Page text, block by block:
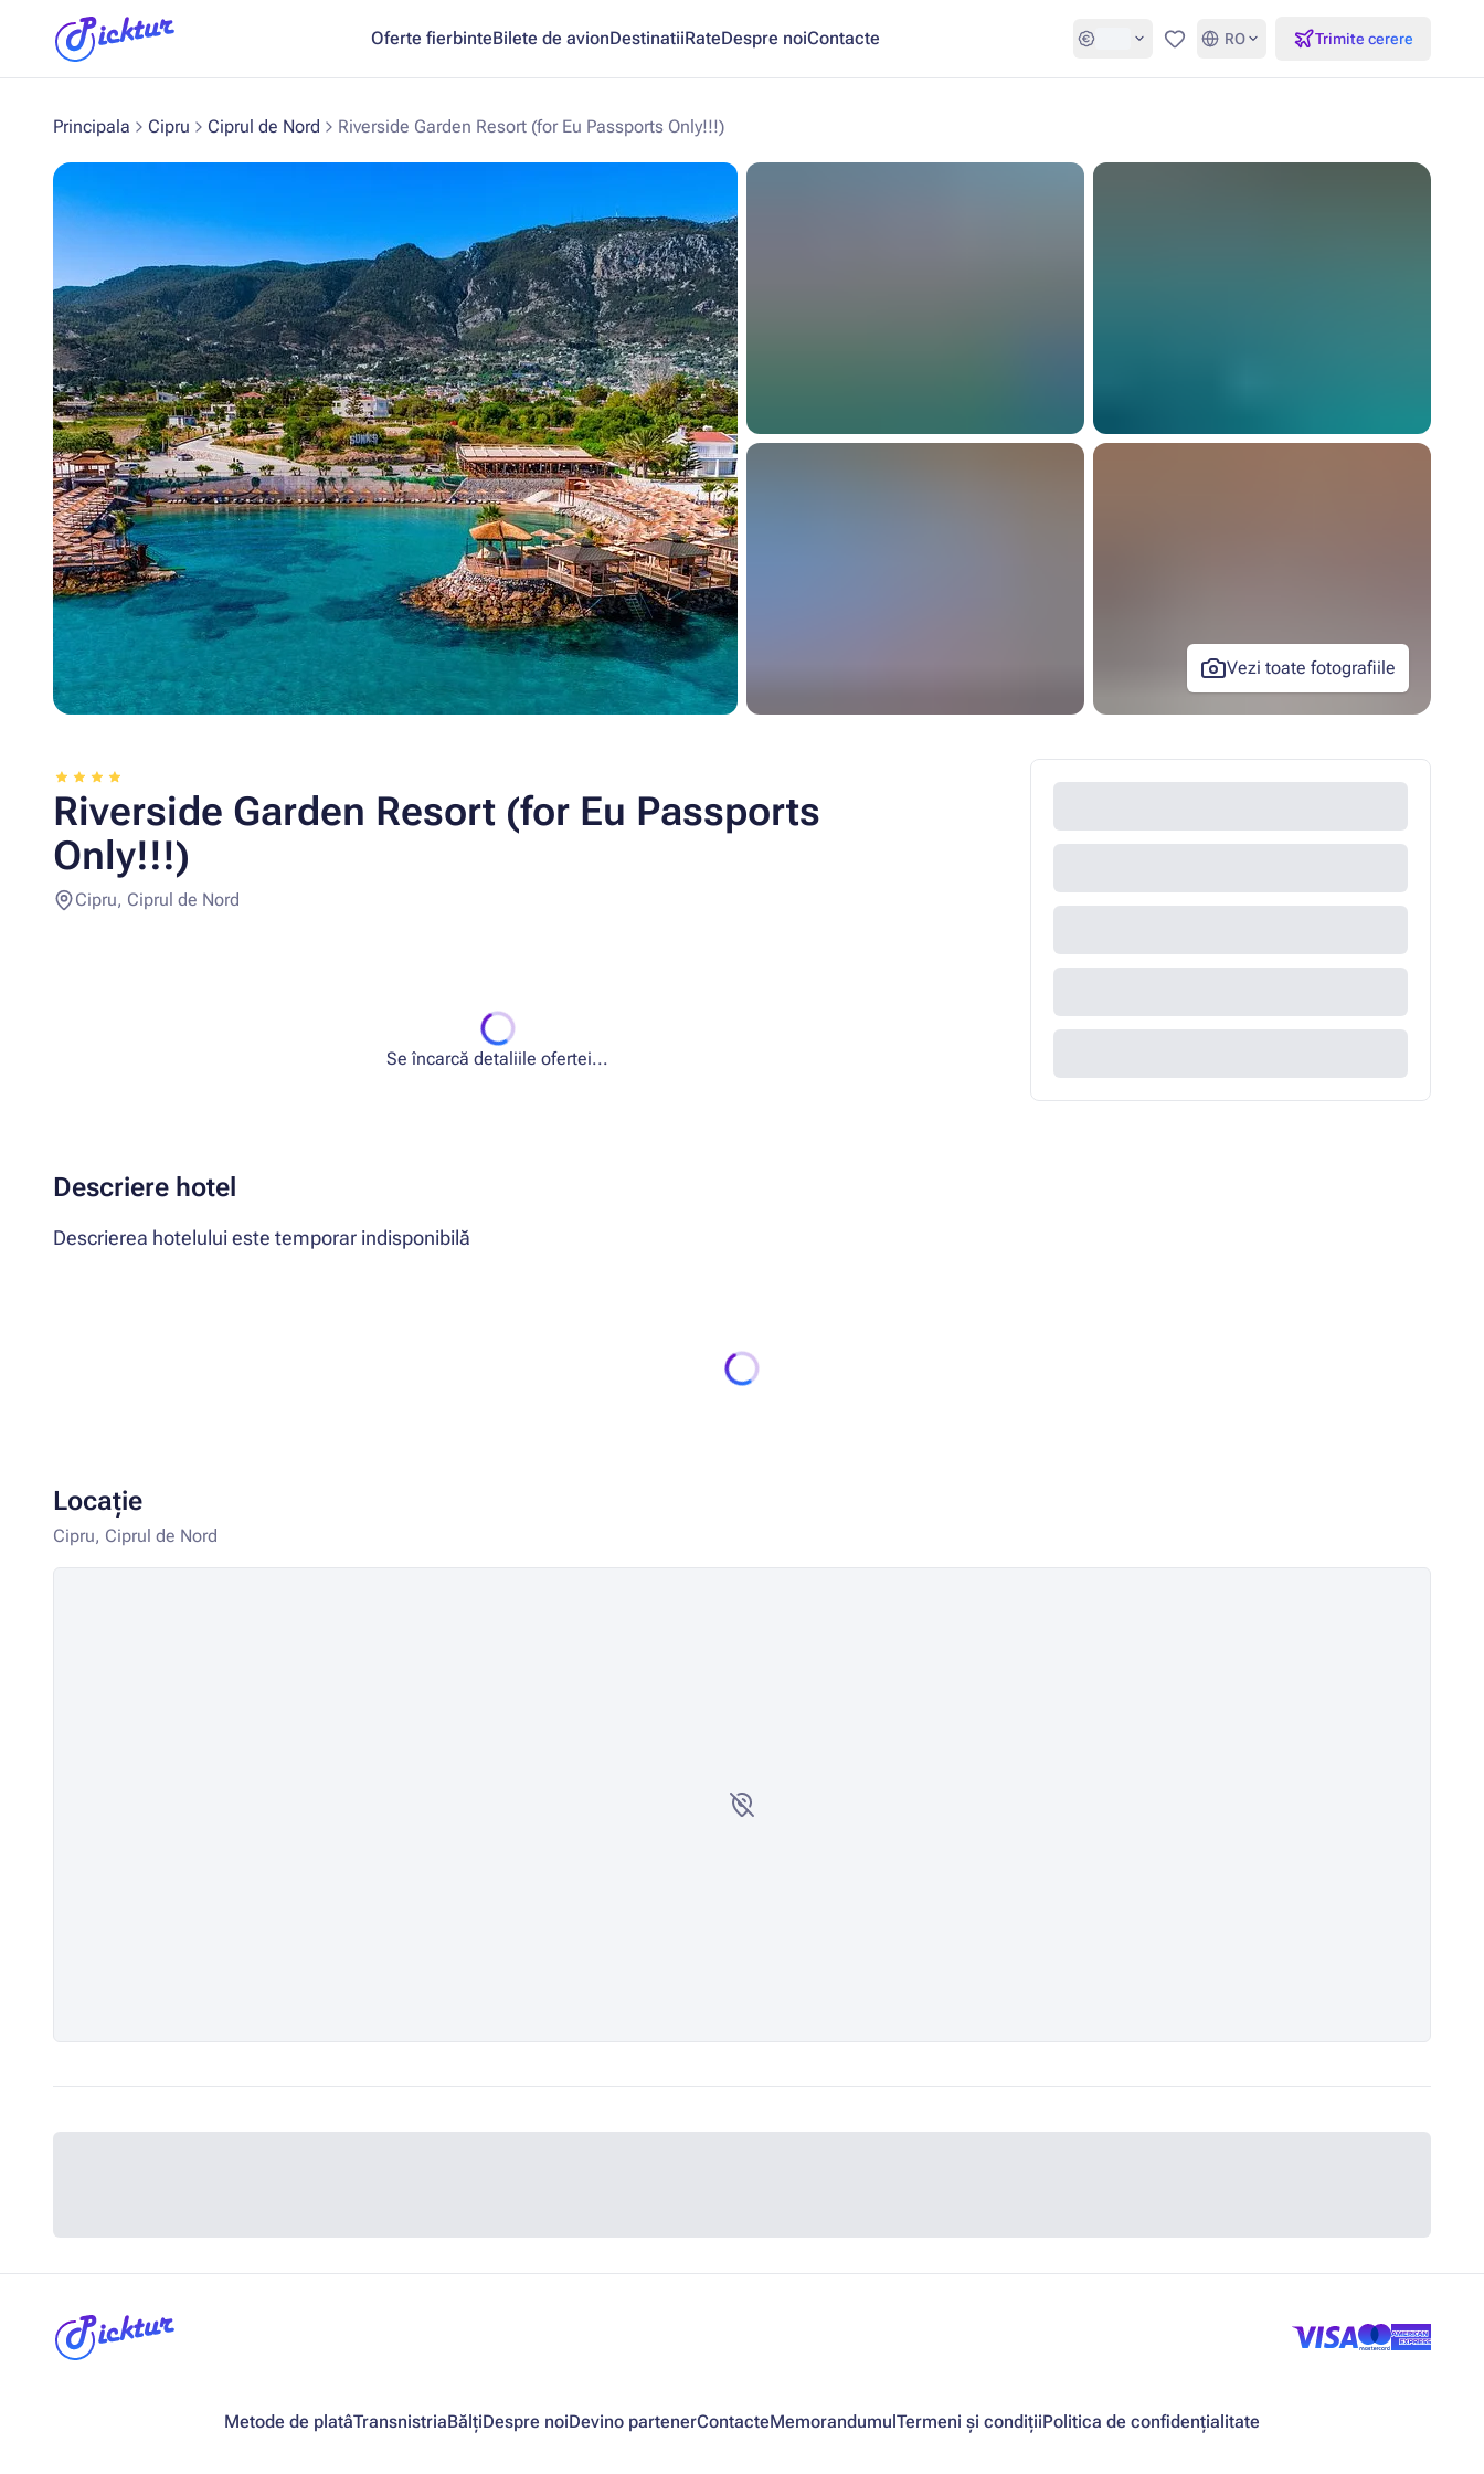
Oferte fierbinteBilete de avionDestinatiiRateDespre noiContacte Favorite
RO Trimite cerere
Principala Cipru Ciprul de Nord Riverside Garden Resort (for Eu Passports Only!!!)
Vezi toate fotografiile
Riverside Garden Resort (for Eu Passports
Only!!!)
Cipru, Ciprul de Nord
Se încarcă detaliile ofertei...
Descriere hotel
Descrierea hotelului este temporar indisponibilă
Locație
Cipru, Ciprul de Nord
Metode de platâTransnistriaBălțiDespre noiDevino partenerContacteMemorandumulTermeni și condițiiPolitica de confidențialitate